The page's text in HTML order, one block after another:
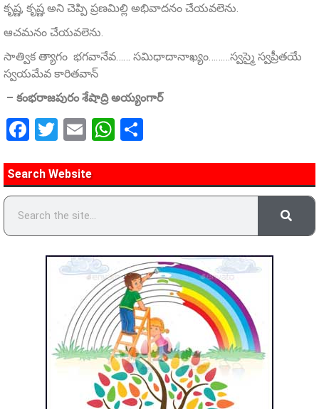
కృష్ణ, కృష్ణ అని చెప్పి ప్రణమిల్లి అభివాదనం చేయవలెను.
ఆచమనం చేయవలెను.
సాత్విక త్యాగం భగవానేవ…… సమిధాదానాఖ్యం………స్వస్మై స్వప్రీతయే
స్వయమేవ కారితవాన్‌
– కంభరాజపురంశేషాద్రిఅయ్యంగార్‌
Facebook
Twitter
EmailWhatsApp
Search Website